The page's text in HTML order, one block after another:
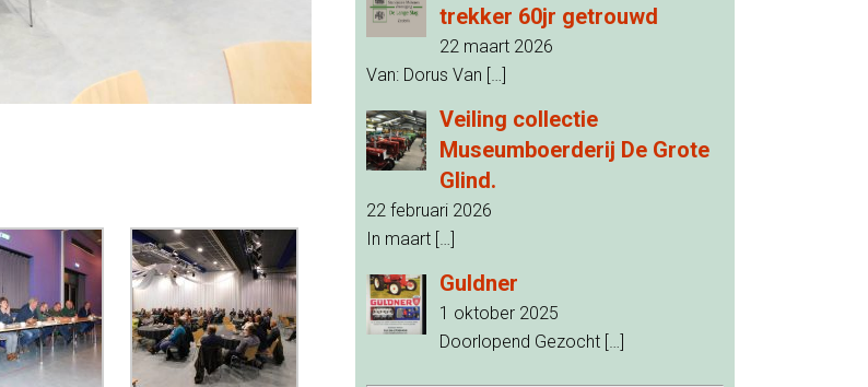
trekker 60jr getrouwd
22 maart 2026
Van: Dorus Van […]
Veiling collectie
Museumboerderij De Grote
Glind.
22 februari 2026
In maart […]
Guldner
1 oktober 2025
Doorlopend Gezocht […]